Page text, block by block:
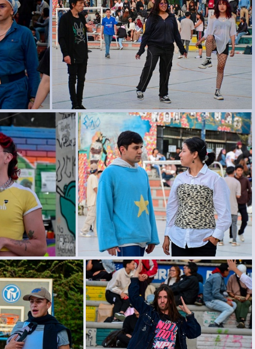
DSC 3153
DSC 3106